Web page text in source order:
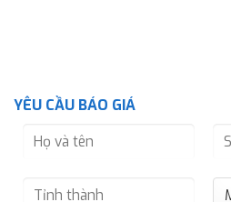
YÊU CẦU BÁO GIÁ